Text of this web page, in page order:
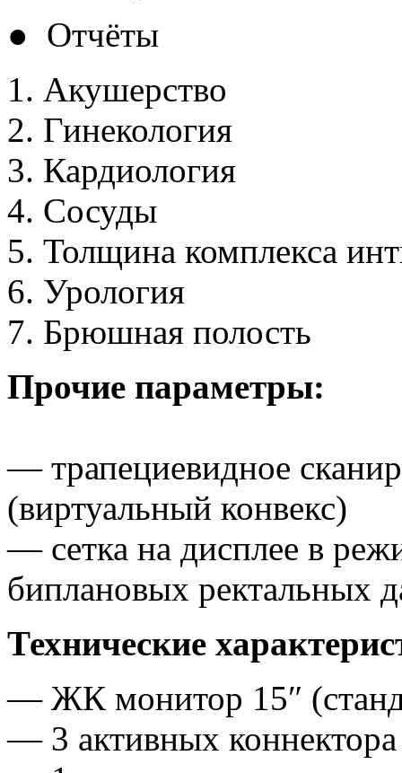
● Отчёты
Акушерство
Гинекология
Кардиология
Сосуды
Толщина комплекса
Урология
Брюшная полость
Прочие параметры:
— трапециевидное
(виртуальный конвекс)
— сетка на дисплее в
биплановых ректальных
Технические
— ЖК монитор 15″
— 3 активных коннектора